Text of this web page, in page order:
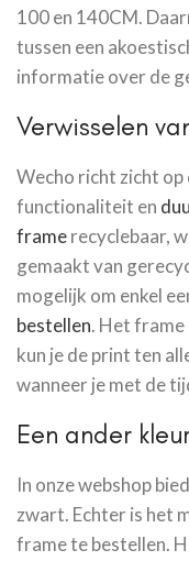
100 en 140CM.
tussen een
informatie over de
Verwisselen
Wecho richt zicht
functionaliteit en
framerecyclebaar,
gemaakt van
mogelijk om enkel
bestellen. Het frame
kun je de print ten
wanneer je met de
Een ander
In onze webshop
zwart. Echter is het
frame te bestellen.